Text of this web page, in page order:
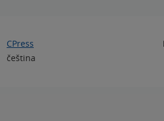
CPress
čeština